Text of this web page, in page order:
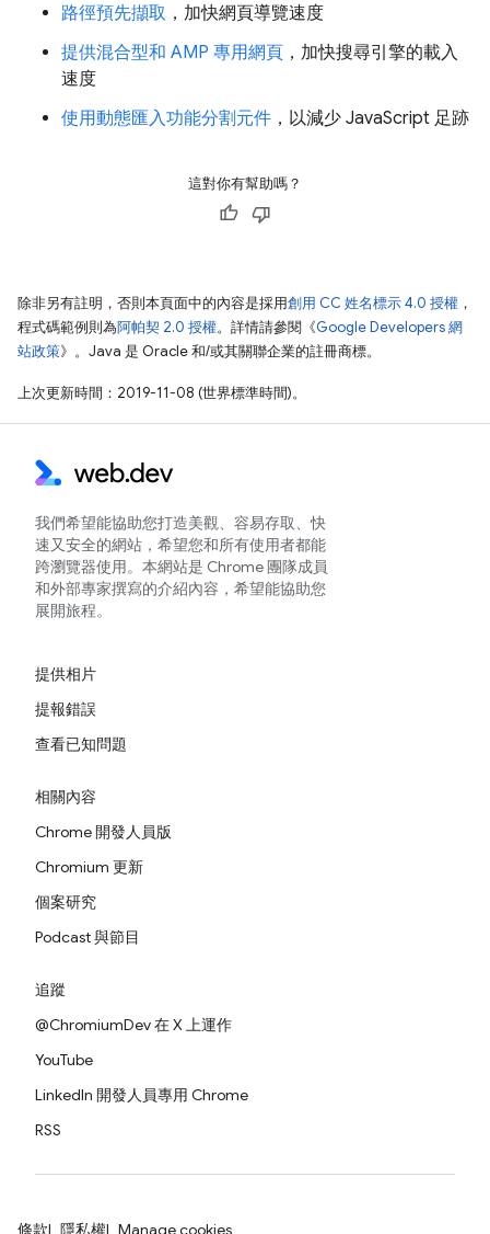
路徑預先擷取 ，加快網頁導覽速度
提供混合型和 AMP 專用網頁 ，加快搜尋引擎的載入
速度
使用動態匯入功能分割元件 ，以減少 JavaScript 足跡
這對你有幫助嗎？
除非另有註明，否則本頁面中的內容是採用創用 CC 姓名標示 4.0 授權 ，
程式碼範例則為阿帕契 2.0 授權。詳情請參閱《Google Developers 網
站政策》。Java 是 Oracle 和/或其關聯企業的註冊商標。
上次更新時間：2019-11-08 (世界標準時間)。
我們希望能協助您打造美觀、容易存取、快
速又安全的網站，希望您和所有使用者都能
跨瀏覽器使用。本網站是 Chrome 團隊成員
和外部專家撰寫的介紹內容，希望能協助您
展開旅程。
提供相片
提報錯誤
查看已知問題
相關內容
Chrome 開發人員版
Chromium 更新
個案研究
Podcast 與節目
追蹤
@ChromiumDev 在 X 上運作
YouTube
LinkedIn 開發人員專用 Chrome
RSS
條款 隱私權 Manage cookies